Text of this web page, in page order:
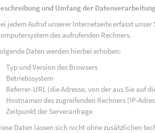
und Umfang der
jedem Aufruf unserer Internetseite erfasst
des aufrufenden Rechners.
Daten werden hierbei erhoben:
Typ und Version des Browsers
Betriebssystem
Referrer-URL (die Adresse, von der aus Sie auf
Hostnamen des zugreifenden Rechners (IP-
Zeitpunkt der Serveranfrage
Daten lassen sich nicht ohne zusätzlichen